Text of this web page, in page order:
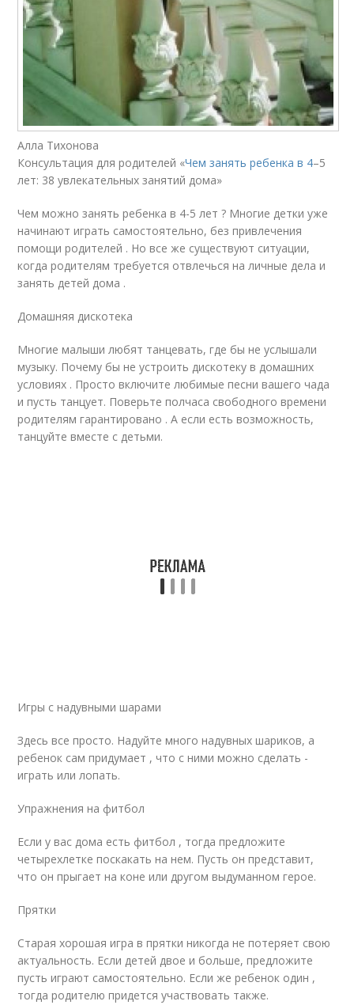
Алла Тихонова
Консультация для родителей «Чем занять ребенка в 4–5
лет: 38 увлекательных занятий дома»
Чем можно занять ребенка в 4-5 лет ? Многие детки уже
начинают играть самостоятельно, без привлечения
помощи родителей . Но все же существуют ситуации,
когда родителям требуется отвлечься на личные дела и
занять детей дома .
Домашняя дискотека
Многие малыши любят танцевать, где бы не услышали
музыку. Почему бы не устроить дискотеку в домашних
условиях . Просто включите любимые песни вашего чада
и пусть танцует. Поверьте полчаса свободного времени
родителям гарантировано . А если есть возможность,
танцуйте вместе с детьми.
Игры с надувными шарами
Здесь все просто. Надуйте много надувных шариков, а
ребенок сам придумает , что с ними можно сделать -
играть или лопать.
Упражнения на фитбол
Если у вас дома есть фитбол , тогда предложите
четырехлетке поскакать на нем. Пусть он представит,
что он прыгает на коне или другом выдуманном герое.
Прятки
Старая хорошая игра в прятки никогда не потеряет свою
актуальность. Если детей двое и больше, предложите
пусть играют самостоятельно. Если же ребенок один ,
тогда родителю придется участвовать также.